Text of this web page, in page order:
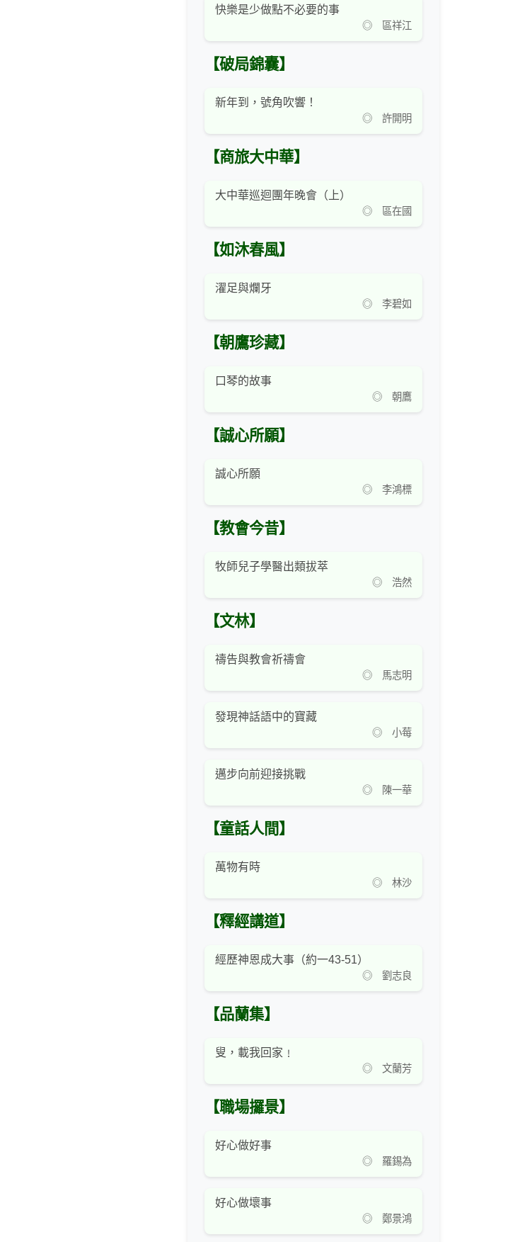
快樂是少做點不必要的事
◎ 區祥江
【破局錦囊】
新年到，號角吹響！
◎ 許開明
【商旅大中華】
大中華巡迴團年晚會（上）
◎ 區在國
【如沐春風】
濯足與爛牙
◎ 李碧如
【朝鷹珍藏】
口琴的故事
◎ 朝鷹
【誠心所願】
誠心所願
◎ 李鴻標
【教會今昔】
牧師兒子學醫出類拔萃
◎ 浩然
【文林】
禱告與教會祈禱會
◎ 馬志明
發現神話語中的寶藏
◎ 小莓
邁步向前迎接挑戰
◎ 陳一華
【童話人間】
萬物有時
◎ 林沙
【釋經講道】
經歷神恩成大事（約一43-51）
◎ 劉志良
【品蘭集】
叟，載我回家﹗
◎ 文蘭芳
【職場攞景】
好心做好事
◎ 羅錫為
好心做壞事
◎ 鄭景鴻